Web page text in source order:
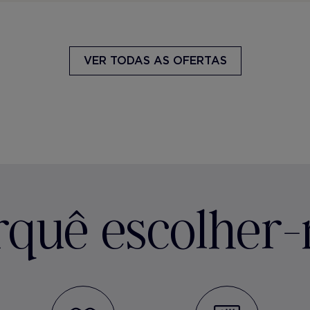
VER TODAS AS OFERTAS